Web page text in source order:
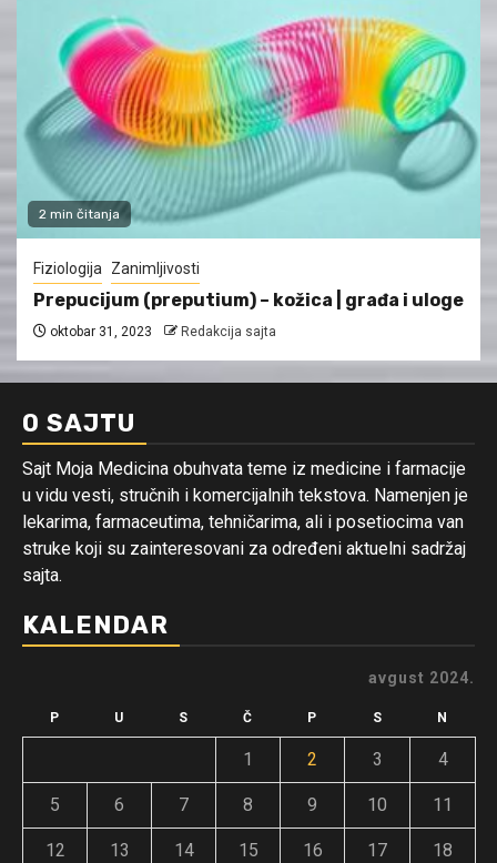
2 min čitanja
Fiziologija Zanimljivosti
Prepucijum (preputium) – kožica | građa i uloge
oktobar 31, 2023 Redakcija sajta
O SAJTU
Sajt Moja Medicina obuhvata teme iz medicine i farmacije
u vidu vesti, stručnih i komercijalnih tekstova. Namenjen je
lekarima, farmaceutima, tehničarima, ali i posetiocima van
struke koji su zainteresovani za određeni aktuelni sadržaj
sajta.
KALENDAR
avgust 2024.
P U S Č P S N
1 2 3 4
5 6 7 8 9 10 11
12 13 14 15 16 17 18